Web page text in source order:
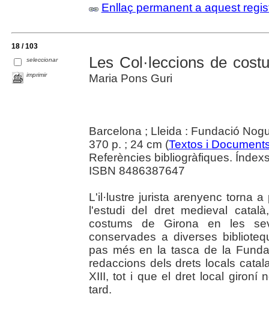
Enllaç permanent a aquest
18 / 103
seleccionar
imprimir
Les Col·leccions de
Maria Pons Guri
Barcelona ; Lleida : Fundació
370 p. ; 24 cm (Textos i
Referències bibliogràfiques.
ISBN 8486387647
L'il·lustre jurista arenyenc torna
l'estudi del dret medieval
costums de Girona en les
conservades a diverses
pas més en la tasca de la
redaccions dels drets locals
XIII, tot i que el dret local gironí
tard.